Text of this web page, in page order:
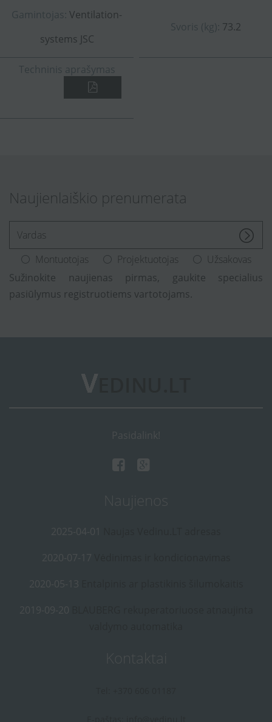
Gamintojas: Ventilation-
systems JSC
Svoris (kg): 73.2
Techninis aprašymas
Naujienlaiškio prenumerata
Montuotojas Projektuotojas
Užsakovas
Sužinokite naujienas pirmas, gaukite specialius
pasiūlymus registruotiems vartotojams.
Pasidalink!
Naujienos
2025-04-01
2020-07-17
2020-05-13
2019-09-20
Kontaktai